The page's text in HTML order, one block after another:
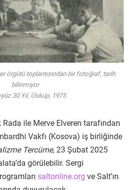
örgütü toplantısından bir fotoğraf, tarih
bilinmiyor
30 Yıl, Üsküp, 1975
ile Merve Elveren tarafından
Vakfı (Kosova) iş birliğinde
Tercüme, 23 Şubat 2025
görülebilir. Sergi
saltonline.org ve Salt’ın